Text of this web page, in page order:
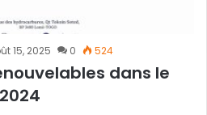
15, 2025 0 524
dans le